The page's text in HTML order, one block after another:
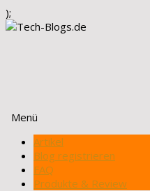
);
Menü
Zum
Inhalt
springen
Artikel
Blog registrieren
FAQ
Produkte & Review